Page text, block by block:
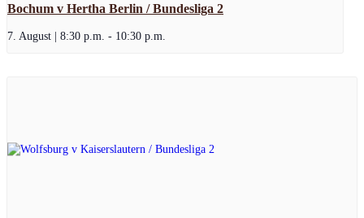
Bochum v Hertha Berlin / Bundesliga 2
7. August | 8:30 p.m. - 10:30 p.m.